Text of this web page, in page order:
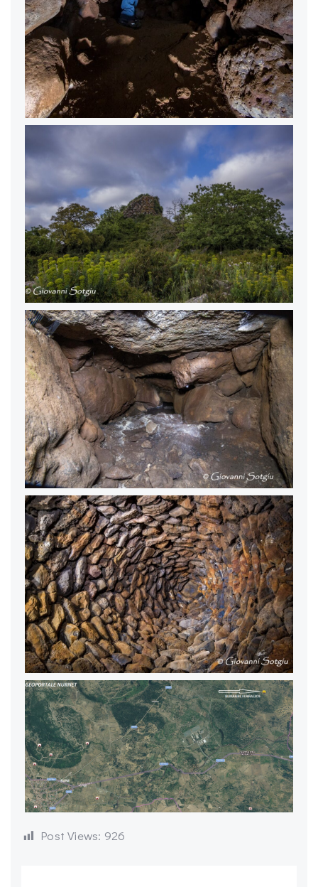
Post Views: 926